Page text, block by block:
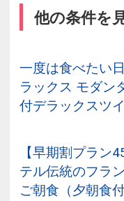
他の条件を
一度は食べたい
ラックス モダン
付デラックスツ
【早期割プラン
テル伝統のフラ
ご朝食（夕朝食